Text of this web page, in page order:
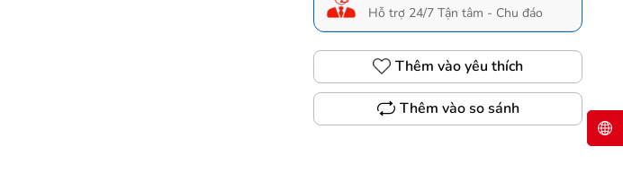
Hỗ trợ 24/7 Tận tâm - Chu đáo
Thêm vào yêu thích
Thêm vào so sánh